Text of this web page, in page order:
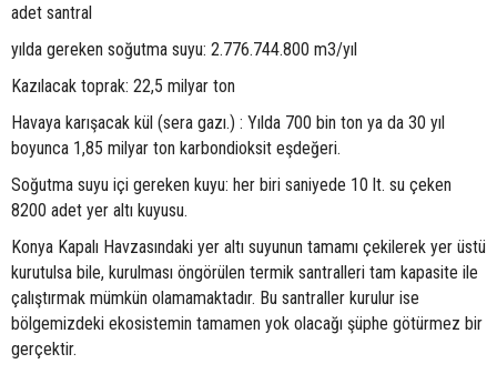
adet santral
yılda gereken soğutma suyu: 2.776.744.800 m3/yıl
Kazılacak toprak: 22,5 milyar ton
Havaya karışacak kül (sera gazı.) : Yılda 700 bin ton ya da 30 yıl
boyunca 1,85 milyar ton karbondioksit eşdeğeri.
Soğutma suyu içi gereken kuyu: her biri saniyede 10 lt. su çeken
8200 adet yer altı kuyusu.
Konya Kapalı Havzasındaki yer altı suyunun tamamı çekilerek yer üstü
kurutulsa bile, kurulması öngörülen termik santralleri tam kapasite ile
çalıştırmak mümkün olamamaktadır. Bu santraller kurulur ise
bölgemizdeki ekosistemin tamamen yok olacağı şüphe götürmez bir
gerçektir.